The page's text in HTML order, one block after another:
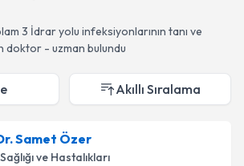
3 İdrar yolu infeksiyonlarının tanı ve
doktor - uzman bulundu
Akıllı Sıralama
Samet Özer
ve Hastalıkları